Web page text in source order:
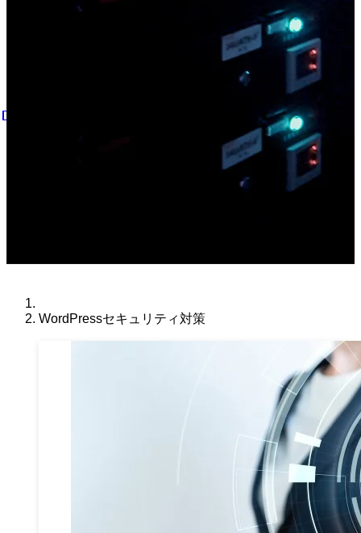
WordPressセキュリティ対策